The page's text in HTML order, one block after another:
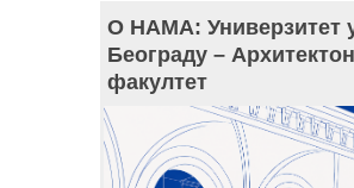
О НАМА: Универзитет
Београду –
факултет